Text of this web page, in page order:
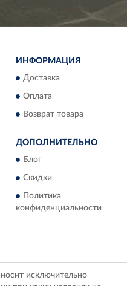
ИНФОРМАЦИЯ
Доставка
Оплата
Возврат товара
ДОПОЛНИТЕЛЬНО
Блог
Скидки
Политика
конфиденциальности
исключительно